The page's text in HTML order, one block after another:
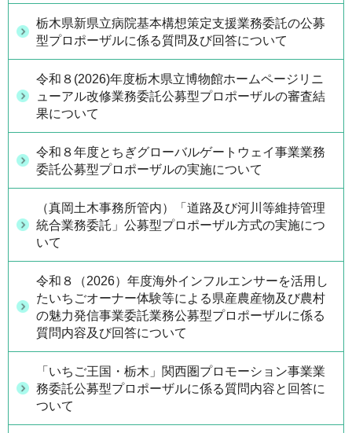
栃木県新県立病院基本構想策定支援業務委託の公募
型プロポーザルに係る質問及び回答について
令和８(2026)年度栃木県立博物館ホームページリニ
ューアル改修業務委託公募型プロポーザルの審査結
果について
令和８年度とちぎグローバルゲートウェイ事業業務
委託公募型プロポーザルの実施について
（真岡土木事務所管内）「道路及び河川等維持管理
統合業務委託」公募型プロポーザル方式の実施につ
いて
令和８（2026）年度海外インフルエンサーを活用し
たいちごオーナー体験等による県産農産物及び農村
の魅力発信事業委託業務公募型プロポーザルに係る
質問内容及び回答について
「いちご王国・栃木」関西圏プロモーション事業業
務委託公募型プロポーザルに係る質問内容と回答に
ついて